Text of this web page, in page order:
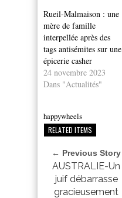
Rueil-Malmaison : une
mère de famille
interpellée après des
tags antisémites sur une
épicerie casher
24 novembre 2023
Dans "Actualités"
happywheels
RELATED ITEMS
← Previous Story
AUSTRALIE-Un
juif débarrasse
gracieusement